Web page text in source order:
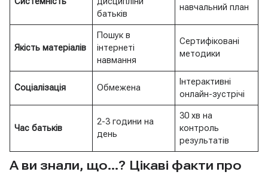
батьків
навчальний план
Якість матеріалів
Пошук в
інтернеті
навмання
Сертифіковані
методики
Соціалізація Обмежена
Інтерактивні
онлайн-зустрічі
Час батьків
2-3 години на
день
30 хв на
контроль
результатів
А ви знали, що…? Цікаві факти про